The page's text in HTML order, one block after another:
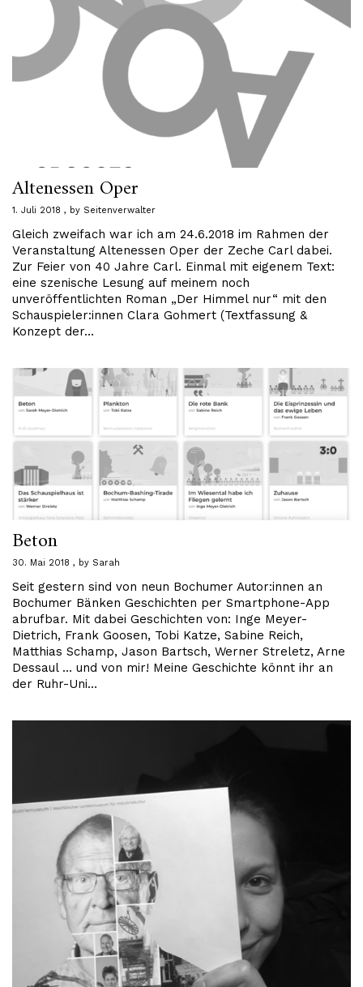
Altenessen Oper
1. Juli 2018 by Seitenverwalter
Gleich zweifach war ich am 24.6.2018 im Rahmen der
Veranstaltung Altenessen Oper der Zeche Carl dabei.
Zur Feier von 40 Jahre Carl. Einmal mit eigenem Text:
eine szenische Lesung auf meinem noch
unveröffentlichten Roman „Der Himmel nur“ mit den
Schauspieler:innen Clara Gohmert (Textfassung &
Konzept der…
Beton
30. Mai 2018 by Sarah
Seit gestern sind von neun Bochumer Autor:innen an
Bochumer Bänken Geschichten per Smartphone-App
abrufbar. Mit dabei Geschichten von: Inge Meyer-
Dietrich, Frank Goosen, Tobi Katze, Sabine Reich,
Matthias Schamp, Jason Bartsch, Werner Streletz, Arne
Dessaul … und von mir! Meine Geschichte könnt ihr an
der Ruhr-Uni…